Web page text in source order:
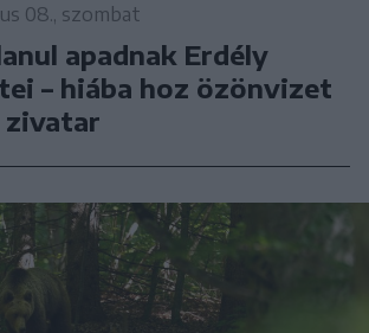
08., szombat
apadnak Erdély
– hiába hoz özönvizet
zivatar